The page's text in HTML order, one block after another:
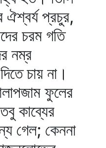
ঐশ্বর্য প্রচুর,
চরম গতি
নম্র
চায় না।
ফুলের
কাব্যের
গেল; কেননা